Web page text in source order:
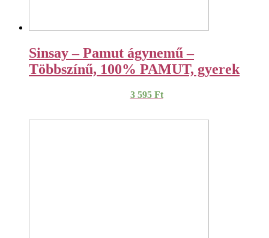
Sinsay – Pamut ágynemű –
Többszínű, 100% PAMUT, gyerek
3 595 Ft